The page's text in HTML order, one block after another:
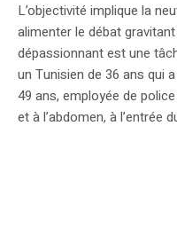
L’objectivité implique la
alimenter le débat
dépassionnant est une
un Tunisien de 36 ans qui
49 ans, employée de
et à l’abdomen, à l’entrée